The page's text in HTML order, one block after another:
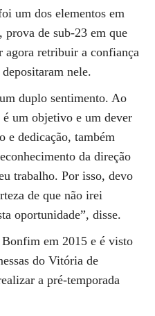
um dos elementos em
prova de sub-23 em que
agora retribuir a confiança
nele.
duplo sentimento. Ao
um objetivo e um dever
e dedicação, também
da direção
trabalho. Por isso, devo
de que não irei
oportunidade”, disse.
Bonfim em 2015 e é visto
do Vitória de
a pré-temporada